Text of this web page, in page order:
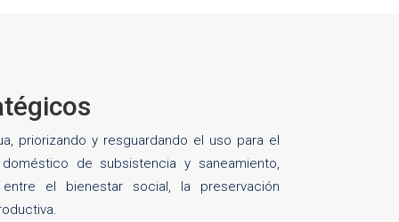
priorizando y resguardando el uso para el
de subsistencia y saneamiento,
el bienestar social, la preservación